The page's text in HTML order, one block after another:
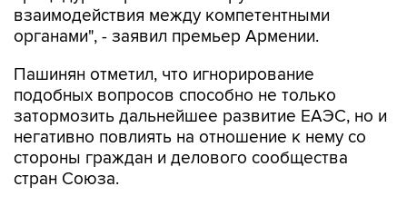
взаимодействия между компетентными
органами", - заявил премьер Армении.
Пашинян отметил, что игнорирование
подобных вопросов способно не только
затормозить дальнейшее развитие ЕАЭС, но и
негативно повлиять на отношение к нему со
стороны граждан и делового сообщества
стран Союза.